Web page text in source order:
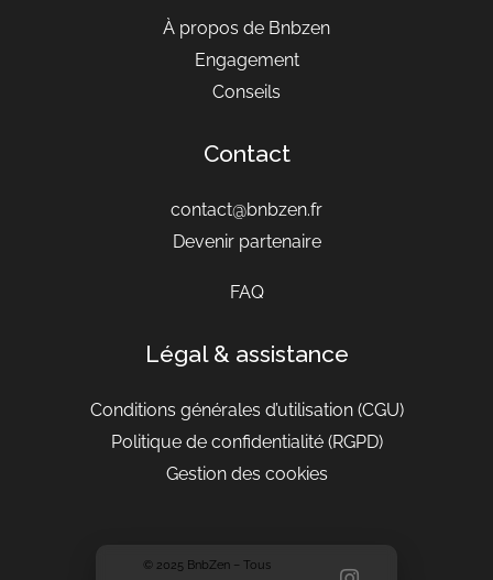
À propos de Bnbzen
Engagement
Conseils
Contact
contact@bnbzen.fr
Devenir partenaire
FAQ
Légal & assistance
Conditions générales d’utilisation(CGU)
Politique de confidentialité (RGPD)
Gestion des cookies
© 2025 BnbZen – Tous